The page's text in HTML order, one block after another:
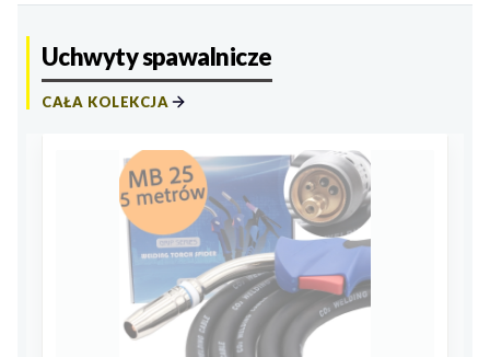
Uchwyty spawalnicze
CAŁA KOLEKCJA